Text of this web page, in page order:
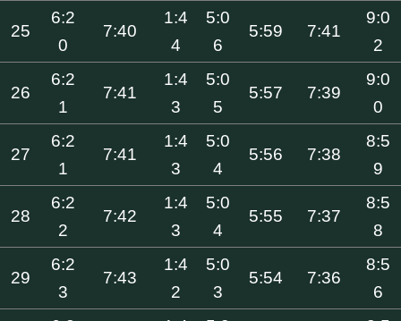
25
6:2
0
7:40
1:4
4
5:0
6
5:59 7:41
9:0
2
26
6:2
1
7:41
1:4
3
5:0
5
5:57 7:39
9:0
0
27
6:2
1
7:41
1:4
3
5:0
4
5:56 7:38
8:5
9
28
6:2
2
7:42
1:4
3
5:0
4
5:55 7:37
8:5
8
29
6:2
3
7:43
1:4
2
5:0
3
5:54 7:36
8:5
6